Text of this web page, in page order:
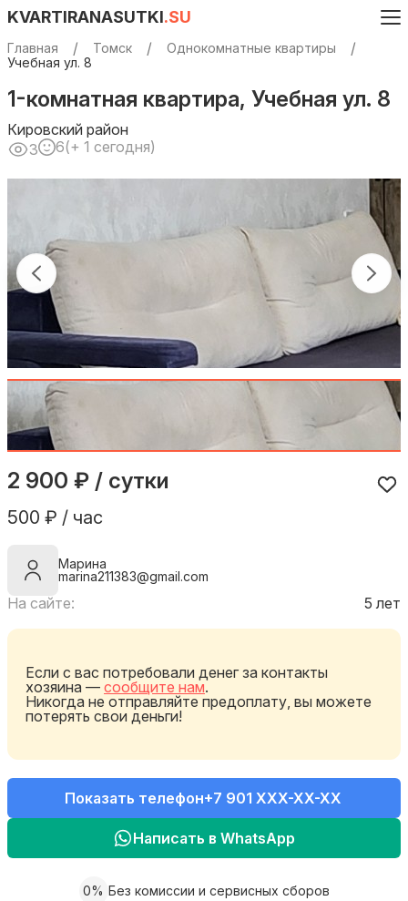
KVARTIRANASUTKI.SU
Главная Томск
Однокомнатные квартиры
Учебная ул. 8
1-комнатная квартира, Учебная ул. 8
Кировский район
3
6(+ 1 сегодня)
2 900 ₽ / сутки
500 ₽ / час
Марина
marina211383@gmail.com
На сайте: 5 лет
Если с вас потребовали денег за контакты
хозяина — сообщите нам.
Никогда не отправляйте предоплату, вы можете
потерять свои деньги!
Показать телефон+7 901 XXX-XX-XX
Написать в WhatsApp
0% Без комиссии и сервисных сборов